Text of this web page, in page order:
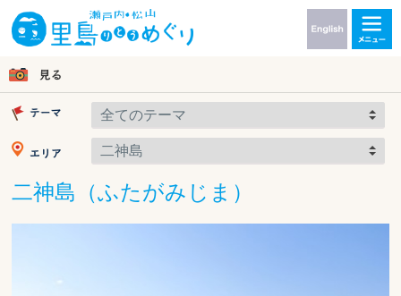
二神島（ふたがみじま）